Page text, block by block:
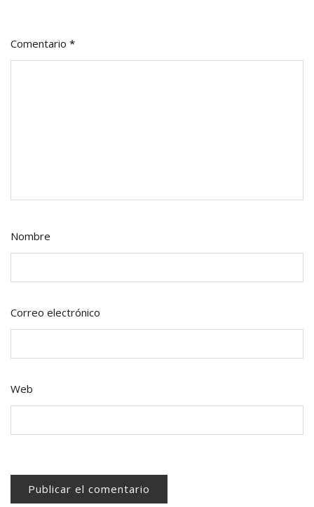
Comentario *
Nombre
Correo electrónico
Web